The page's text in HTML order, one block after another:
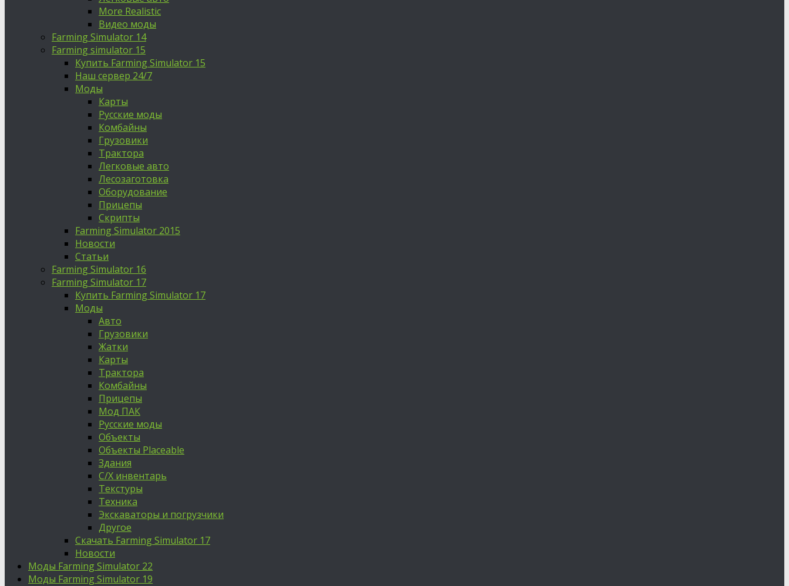
More Realistic
Видео моды
Farming Simulator 14
Farming simulator 15
Купить Farming Simulator 15
Наш сервер 24/7
Моды
Карты
Русские моды
Комбайны
Грузовики
Трактора
Легковые авто
Лесозаготовка
Оборудование
Прицепы
Скрипты
Farming Simulator 2015
Новости
Статьи
Farming Simulator 16
Farming Simulator 17
Купить Farming Simulator 17
Моды
Авто
Грузовики
Жатки
Карты
Трактора
Комбайны
Прицепы
Мод ПАК
Русские моды
Объекты
Объекты Placeable
Здания
С/Х инвентарь
Текстуры
Техника
Экскаваторы и погрузчики
Другое
Скачать Farming Simulator 17
Новости
Моды Farming Simulator 22
Моды Farming Simulator 19